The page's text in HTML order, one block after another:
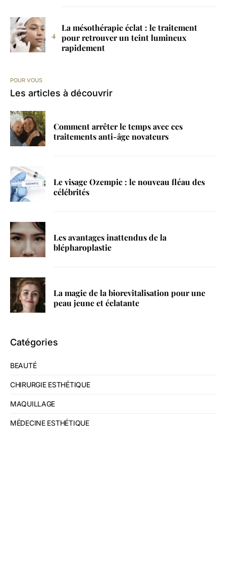
La mésothérapie éclat : le traitement
pour retrouver un teint lumineux
rapidement
POUR VOUS
Les articles à découvrir
Comment arrêter le temps avec ces
traitements anti-âge novateurs
Le visage Ozempic : le nouveau fléau des
célébrités
Les avantages inattendus de la
blépharoplastie
La magie de la biorevitalisation pour une
peau jeune et éclatante
Catégories
BEAUTÉ
CHIRURGIE ESTHÉTIQUE
MAQUILLAGE
MÉDECINE ESTHÉTIQUE